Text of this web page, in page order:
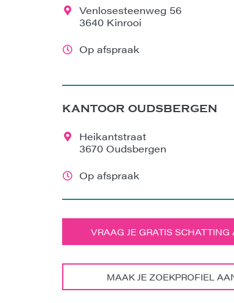
Venlosesteenweg 56
3640 Kinrooi
Op afspraak
KANTOOR OUDSBERGEN
Heikantstraat
3670 Oudsbergen
Op afspraak
VRAAG JE GRATIS SCHATTING
MAAK JE ZOEKPROFIEL